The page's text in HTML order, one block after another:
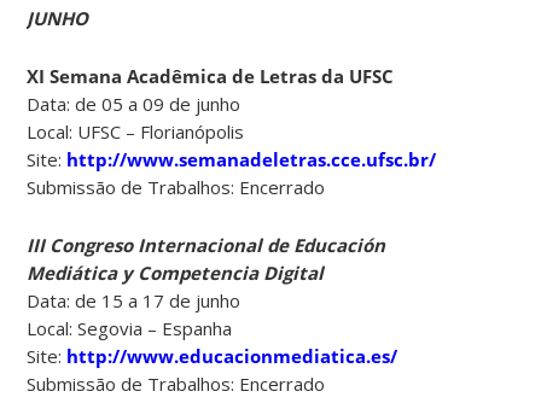
JUNHO
XI Semana Acadêmica de Letras da UFSC
Data: de 05 a 09 de junho
Local: UFSC – Florianópolis
Site: http://www.semanadeletras.cce.ufsc.br/
Submissão de Trabalhos: Encerrado
III Congreso Internacional de Educación
Mediática y Competencia Digital
Data: de 15 a 17 de junho
Local: Segovia – Espanha
Site: http://www.educacionmediatica.es/
Submissão de Trabalhos: Encerrado